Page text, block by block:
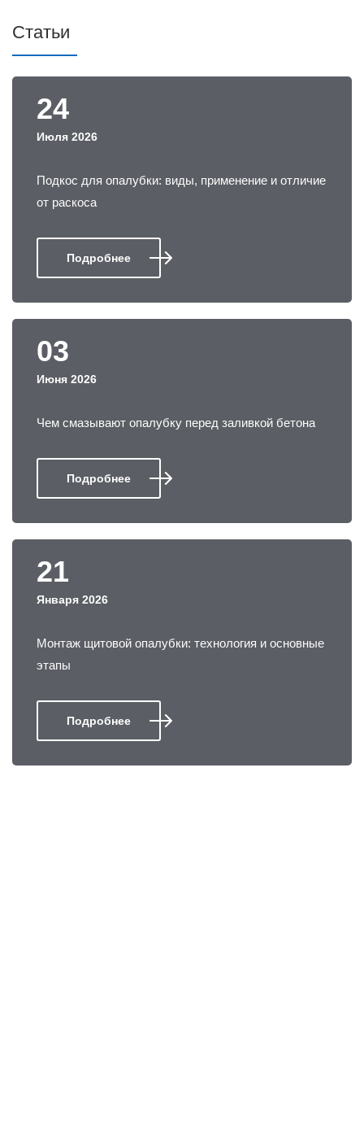
Статьи
24
Июля 2026
Подкос для опалубки: виды, применение и отличие
от раскоса
Подробнее
03
Июня 2026
Чем смазывают опалубку перед заливкой бетона
Подробнее
21
Января 2026
Монтаж щитовой опалубки: технология и основные
этапы
Подробнее